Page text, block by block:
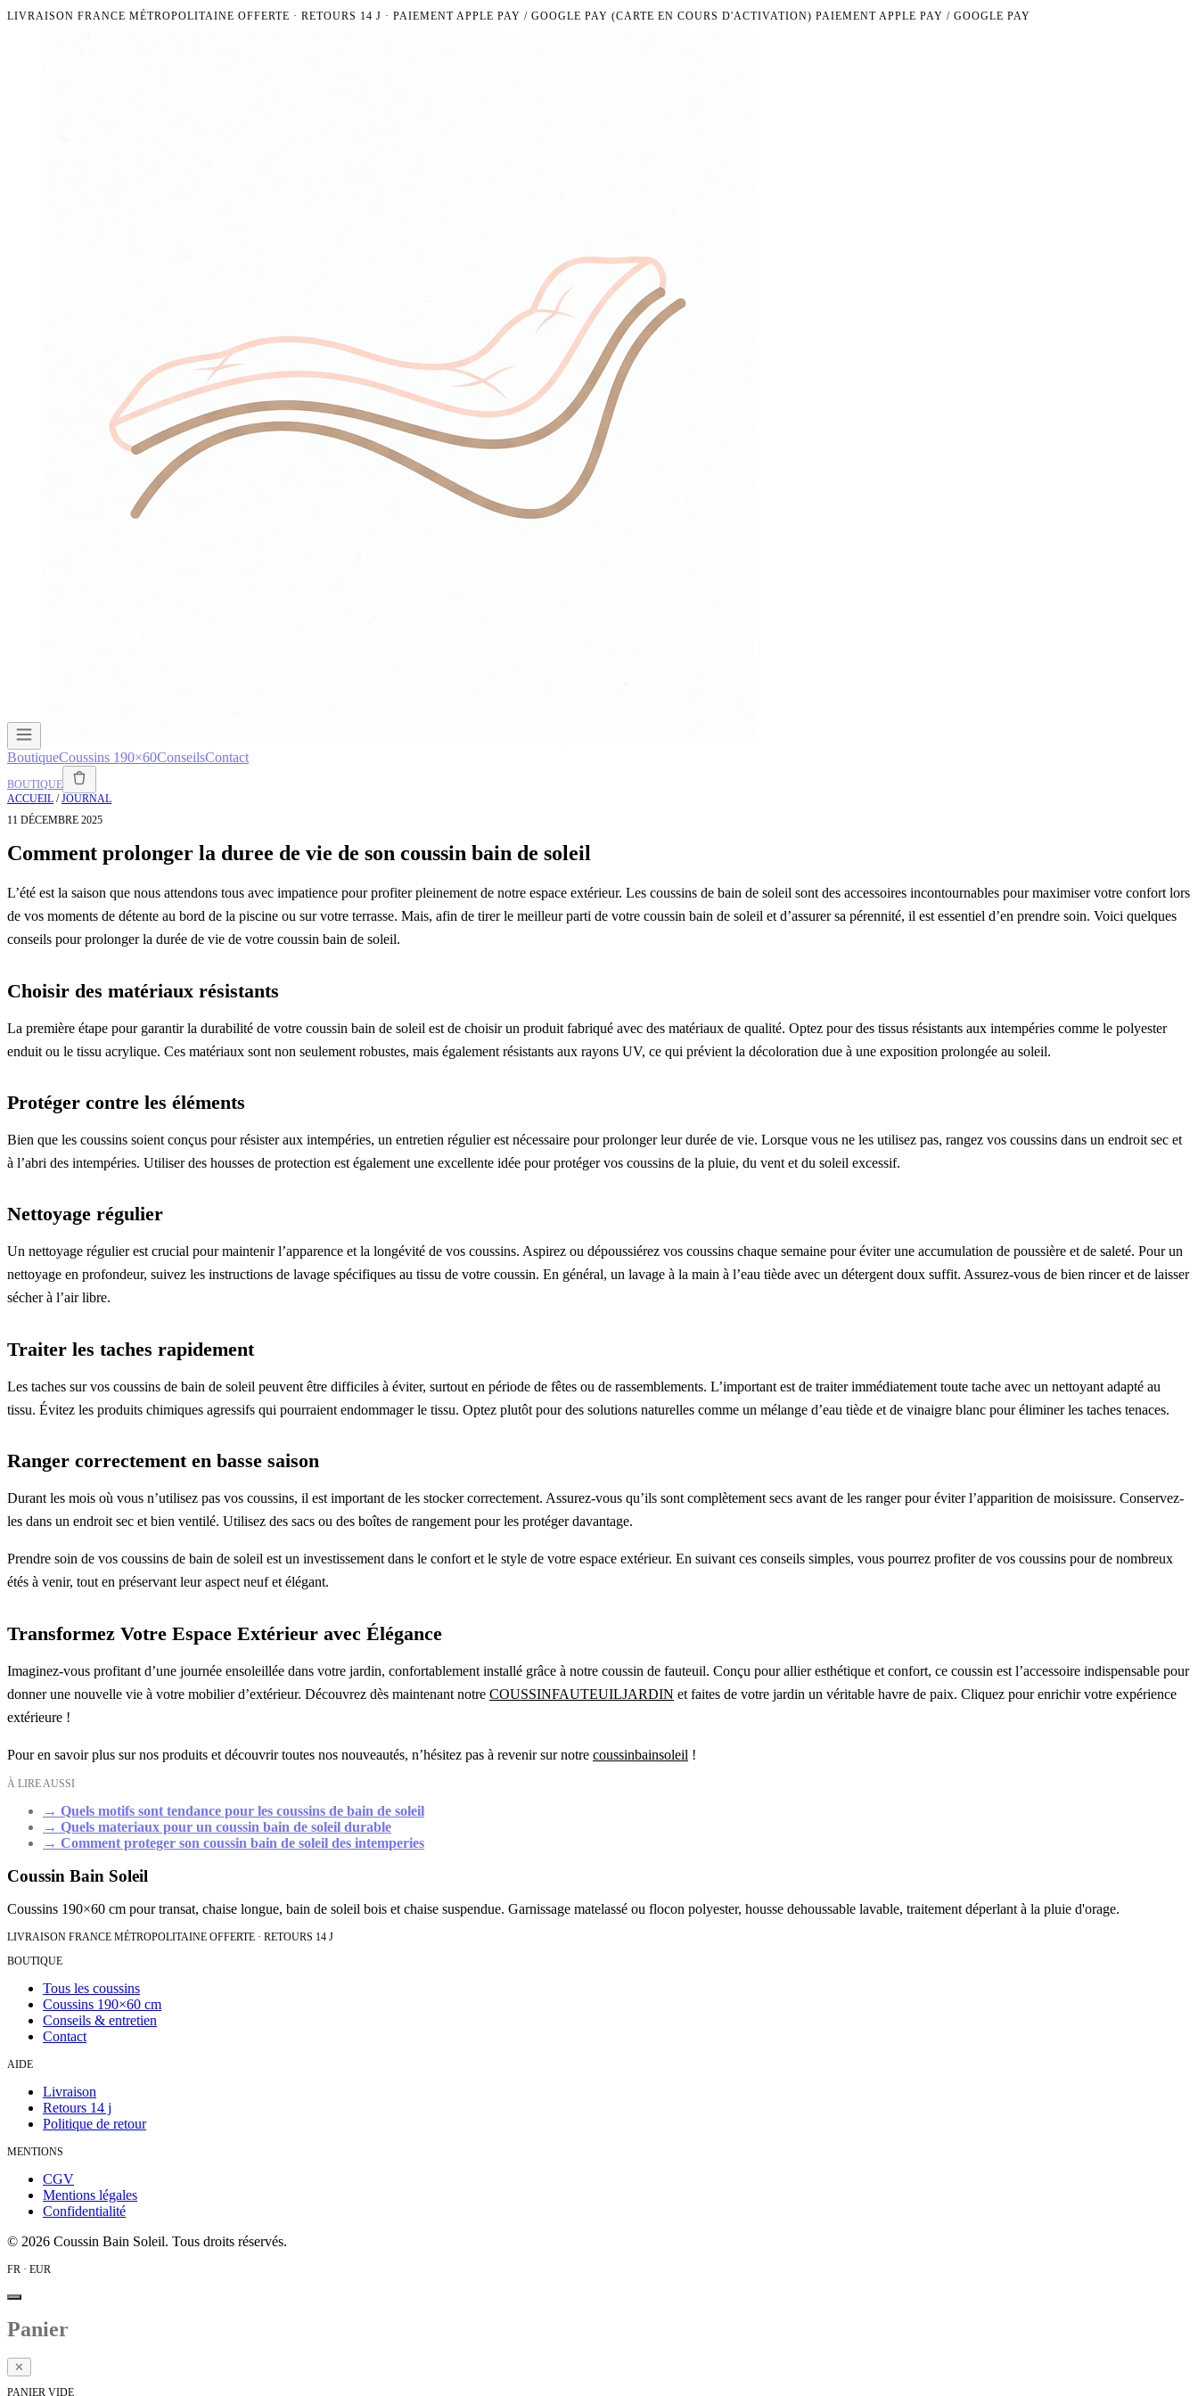
LIVRAISON FRANCE MÉTROPOLITAINE OFFERTE · RETOURS 14 J · PAIEMENT APPLE PAY / GOOGLE PAY (CARTE EN COURS D'ACTIVATION) PAIEMENT APPLE PAY / GOOGLE PAY
BoutiqueCoussins 190×60ConseilsContact
BOUTIQUE
ACCUEIL /JOURNAL
11 DÉCEMBRE 2025
Comment prolonger la duree de vie de son coussin bain de soleil
L’été est la saison que nous attendons tous avec impatience pour profiter pleinement de notre espace extérieur. Les coussins de bain de soleil sont des accessoires incontournables pour maximiser votre confort lors
de vos moments de détente au bord de la piscine ou sur votre terrasse. Mais, afin de tirer le meilleur parti de votre coussin bain de soleil et d’assurer sa pérennité, il est essentiel d’en prendre soin. Voici quelques
conseils pour prolonger la durée de vie de votre coussin bain de soleil.
Choisir des matériaux résistants
La première étape pour garantir la durabilité de votre coussin bain de soleil est de choisir un produit fabriqué avec des matériaux de qualité. Optez pour des tissus résistants aux intempéries comme le polyester
enduit ou le tissu acrylique. Ces matériaux sont non seulement robustes, mais également résistants aux rayons UV, ce qui prévient la décoloration due à une exposition prolongée au soleil.
Protéger contre les éléments
Bien que les coussins soient conçus pour résister aux intempéries, un entretien régulier est nécessaire pour prolonger leur durée de vie. Lorsque vous ne les utilisez pas, rangez vos coussins dans un endroit sec et
à l’abri des intempéries. Utiliser des housses de protection est également une excellente idée pour protéger vos coussins de la pluie, du vent et du soleil excessif.
Nettoyage régulier
Un nettoyage régulier est crucial pour maintenir l’apparence et la longévité de vos coussins. Aspirez ou dépoussiérez vos coussins chaque semaine pour éviter une accumulation de poussière et de saleté. Pour un
nettoyage en profondeur, suivez les instructions de lavage spécifiques au tissu de votre coussin. En général, un lavage à la main à l’eau tiède avec un détergent doux suffit. Assurez-vous de bien rincer et de laisser
sécher à l’air libre.
Traiter les taches rapidement
Les taches sur vos coussins de bain de soleil peuvent être difficiles à éviter, surtout en période de fêtes ou de rassemblements. L’important est de traiter immédiatement toute tache avec un nettoyant adapté au
tissu. Évitez les produits chimiques agressifs qui pourraient endommager le tissu. Optez plutôt pour des solutions naturelles comme un mélange d’eau tiède et de vinaigre blanc pour éliminer les taches tenaces.
Ranger correctement en basse saison
Durant les mois où vous n’utilisez pas vos coussins, il est important de les stocker correctement. Assurez-vous qu’ils sont complètement secs avant de les ranger pour éviter l’apparition de moisissure. Conservez-
les dans un endroit sec et bien ventilé. Utilisez des sacs ou des boîtes de rangement pour les protéger davantage.
Prendre soin de vos coussins de bain de soleil est un investissement dans le confort et le style de votre espace extérieur. En suivant ces conseils simples, vous pourrez profiter de vos coussins pour de nombreux
étés à venir, tout en préservant leur aspect neuf et élégant.
Transformez Votre Espace Extérieur avec Élégance
Imaginez-vous profitant d’une journée ensoleillée dans votre jardin, confortablement installé grâce à notre coussin de fauteuil. Conçu pour allier esthétique et confort, ce coussin est l’accessoire indispensable pour
donner une nouvelle vie à votre mobilier d’extérieur. Découvrez dès maintenant notre COUSSINFAUTEUILJARDIN et faites de votre jardin un véritable havre de paix. Cliquez pour enrichir votre expérience
extérieure !
Pour en savoir plus sur nos produits et découvrir toutes nos nouveautés, n’hésitez pas à revenir sur notre coussinbainsoleil !
À LIRE AUSSI
→ Quels motifs sont tendance pour les coussins de bain de soleil
→ Quels materiaux pour un coussin bain de soleil durable
→ Comment proteger son coussin bain de soleil des intemperies
Coussin Bain Soleil
Coussins 190×60 cm pour transat, chaise longue, bain de soleil bois et chaise suspendue. Garnissage matelassé ou flocon polyester, housse dehoussable lavable, traitement déperlant à la pluie d'orage.
LIVRAISON FRANCE MÉTROPOLITAINE OFFERTE · RETOURS 14 J
BOUTIQUE
Tous les coussins
Coussins 190×60 cm
Conseils & entretien
Contact
AIDE
Livraison
Retours 14 j
Politique de retour
MENTIONS
CGV
Mentions légales
Confidentialité
© 2026 Coussin Bain Soleil. Tous droits réservés.
FR · EUR
Panier
✕
PANIER VIDE